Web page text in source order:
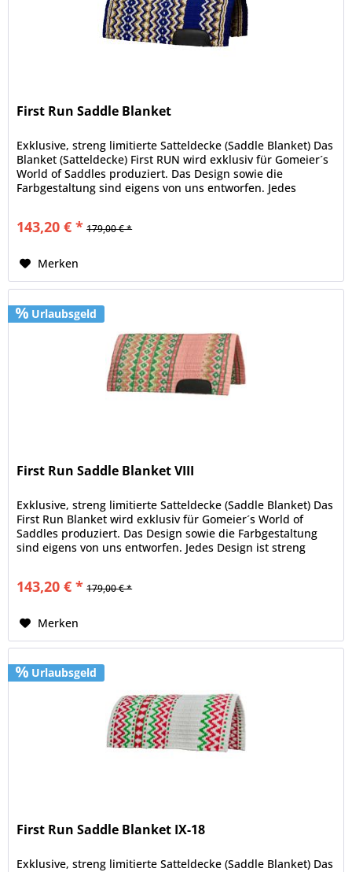
First Run Saddle Blanket
Exklusive, streng limitierte Satteldecke (Saddle Blanket) Das
Blanket (Satteldecke) First RUN wird exklusiv für Gomeier´s
World of Saddles produziert. Das Design sowie die
Farbgestaltung sind eigens von uns entworfen. Jedes
143,20 € * 179,00 € *
Merken
Urlaubsgeld
First Run Saddle Blanket VIII
Exklusive, streng limitierte Satteldecke (Saddle Blanket) Das
First Run Blanket wird exklusiv für Gomeier´s World of
Saddles produziert. Das Design sowie die Farbgestaltung
sind eigens von uns entworfen. Jedes Design ist streng
143,20 € * 179,00 € *
Merken
Urlaubsgeld
First Run Saddle Blanket IX-18
Exklusive, streng limitierte Satteldecke (Saddle Blanket) Das